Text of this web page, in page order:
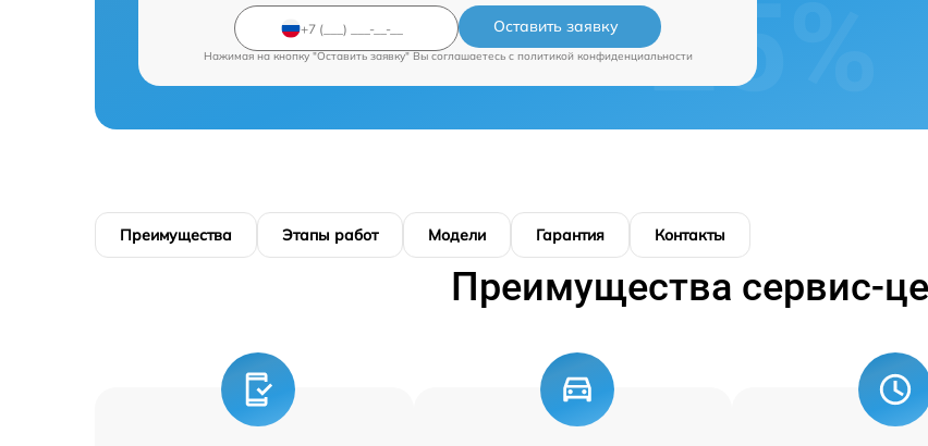
Оставить заявку
Нажимая на кнопку "Оставить заявку" Вы соглашаетесь c политикой конфиденциальности
Преимущества Этапы работ Модели Гарантия Контакты
Преимущества сервис-